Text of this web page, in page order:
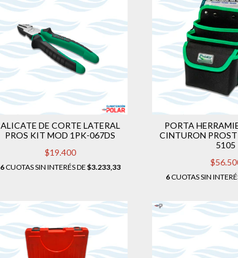
ALICATE DE CORTE LATERAL
PROS KIT MOD 1PK-067DS
$19.400
6CUOTAS SIN INTERÉS DE $3.233,33
PORTA
CINTURON
5105
6CUOTAS SIN